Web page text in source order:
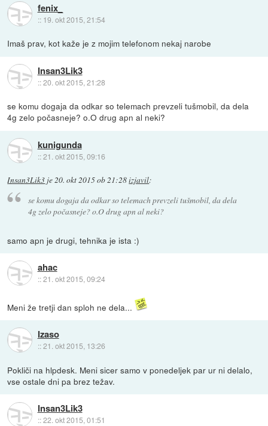
fenix_
:: 19. okt 2015, 21:54
Imaš prav, kot kaže je z mojim telefonom nekaj narobe
Insan3Lik3
::20. okt 2015, 21:28
se komu dogaja da odkar so telemach prevzeli tušmobil, da dela
4g zelo počasneje? o.O drug apn al neki?
kunigunda
::21. okt 2015, 09:16
Insan3Lik3 je20. okt 2015 ob 21:28izjavil:
se komu dogaja da odkar so telemach prevzeli tušmobil, da dela
4g zelo počasneje? o.O drug apn al neki?
samo apn je drugi, tehnika je ista :)
ahac
::21. okt 2015, 09:24
Meni že tretji dan sploh ne dela...
Izaso
::21. okt 2015, 13:26
Pokliči na hlpdesk. Meni sicer samo v ponedeljek par ur ni delalo,
vse ostale dni pa brez težav.
Insan3Lik3
::22. okt 2015, 01:51